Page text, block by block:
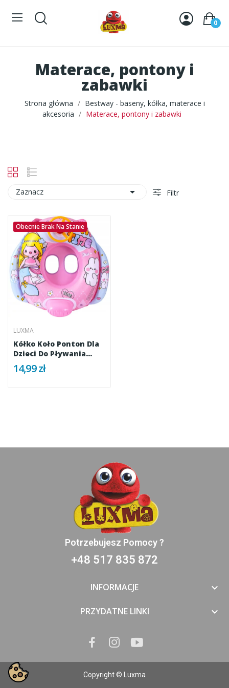
0
Materace, pontony i
zabawki
Strona główna
Bestway - baseny, kółka, materace i
akcesoria
Materace, pontony i zabawki
Zaznacz  Filtr
Obecnie Brak Na Stanie
LUXMA
Kółko Koło Ponton Dla
Dzieci Do Pływania...
14,99 zł
Potrzebujesz Pomocy ?
+48 517 835 872
INFORMACJE 
PRZYDATNE LINKI 
Copyright © Luxma